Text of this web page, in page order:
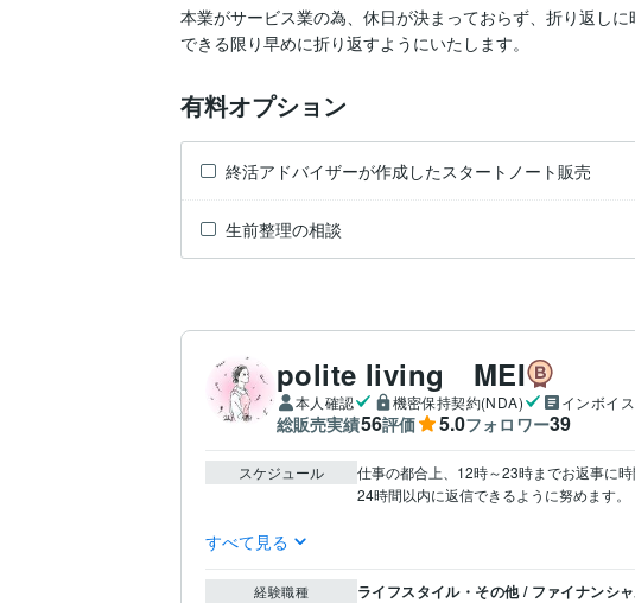
本業がサービス業の為、休日が決まっておらず、折り返しに
有料オプション
終活アドバイザーが作成したスタートノート販売
生前整理の相談
polite living MEI
本人確認 機密保持契約(NDA) インボイ
総販売実績56評価 5.0フォロワー39
スケジュール
仕事の都合上、12時～23時までお返事に時
24時間以内に返信できるように努めます。
すべて見る
経験職種 ライフスタイル・その他 / ファイナンシ